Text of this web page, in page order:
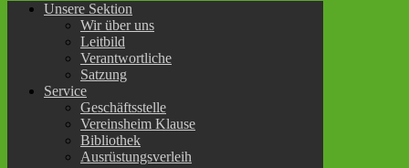
Unsere Sektion
Wir über uns
Leitbild
Verantwortliche
Satzung
Service
Geschäftsstelle
Vereinsheim Klause
Bibliothek
Ausrüstungsverleih